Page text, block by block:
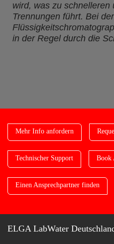
wird, was zu schnelleren
Trennungen führt. Bei der
in der Regel durch die
Mehr Info anfordern
Technischer Support Book
Einen Ansprechpartner finden
ELGA LabWater